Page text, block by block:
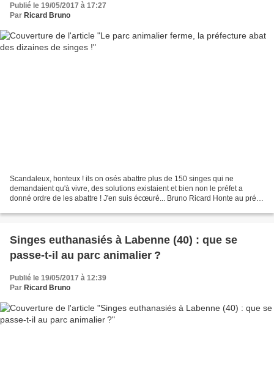
Publié le 19/05/2017 à 17:27
Par Ricard Bruno
Scandaleux, honteux ! ils on osés abattre plus de 150 singes qui ne
demandaient qu'à vivre, des solutions existaient et bien non le préfet a
donné ordre de les abattre ! J'en suis écœuré... Bruno Ricard Honte au préfet
Singes euthanasiés à Labenne (40) : que se
passe-t-il au parc animalier ?
Publié le 19/05/2017 à 12:39
Par Ricard Bruno